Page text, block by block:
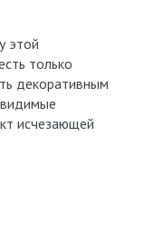
этой
только
декоративным
исчезающей